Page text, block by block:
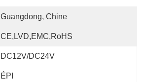
Guangdong, Chine
CE,LVD,EMC,RoHS
DC12V/DC24V
ÉPI